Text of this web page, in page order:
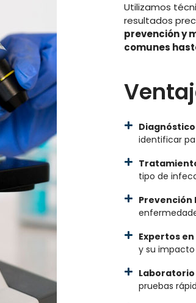
Utilizamos
resultados
prevención y
comunes
identificar
tipo de
Prevención
Expertos
y su impacto
pruebas